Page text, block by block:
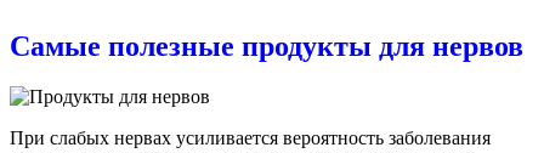
Самые полезные продукты для нервов
При слабых нервах усиливается вероятность заболевания